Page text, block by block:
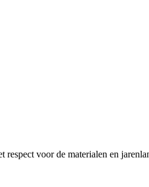
voor de materialen en